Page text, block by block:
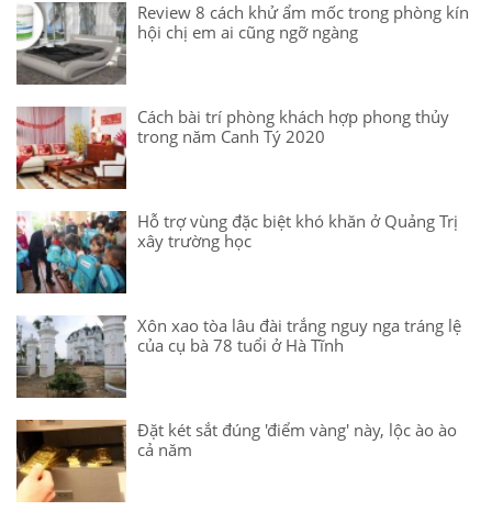
Review 8 cách khử ẩm mốc trong phòng kín
hội chị em ai cũng ngỡ ngàng
Cách bài trí phòng khách hợp phong thủy
trong năm Canh Tý 2020
Hỗ trợ vùng đặc biệt khó khăn ở Quảng Trị
xây trường học
Xôn xao tòa lâu đài trắng nguy nga tráng lệ
của cụ bà 78 tuổi ở Hà Tĩnh
Đặt két sắt đúng 'điểm vàng' này, lộc ào ào
cả năm